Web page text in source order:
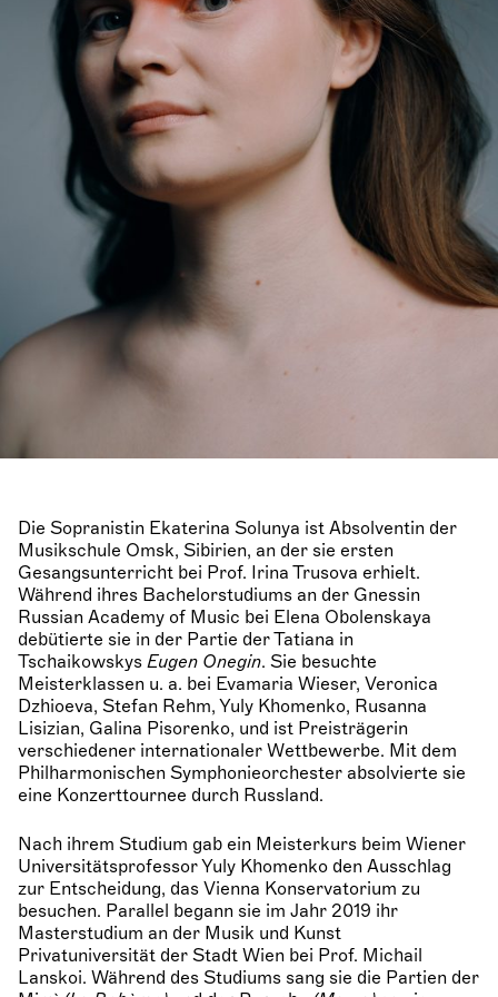
Die Sopranistin Ekaterina Solunya ist Absolventin der
Musikschule Omsk, Sibirien, an der sie ersten
Gesangsunterricht bei Prof. Irina Trusova erhielt.
Während ihres Bachelorstudiums an der Gnessin
Russian Academy of Music bei Elena Obolenskaya
debütierte sie in der Partie der Tatiana in
Tschaikowskys Eugen Onegin. Sie besuchte
Meisterklassen u. a. bei Evamaria Wieser, Veronica
Dzhioeva, Stefan Rehm, Yuly Khomenko, Rusanna
Lisizian, Galina Pisorenko, und ist Preisträgerin
verschiedener internationaler Wettbewerbe. Mit dem
Philharmonischen Symphonieorchester absolvierte sie
eine Konzerttournee durch Russland.
Nach ihrem Studium gab ein Meisterkurs beim Wiener
Universitätsprofessor Yuly Khomenko den Ausschlag
zur Entscheidung, das Vienna Konservatorium zu
besuchen. Parallel begann sie im Jahr 2019 ihr
Masterstudium an der Musik und Kunst
Privatuniversität der Stadt Wien bei Prof. Michail
Lanskoi. Während des Studiums sang sie die Partien der